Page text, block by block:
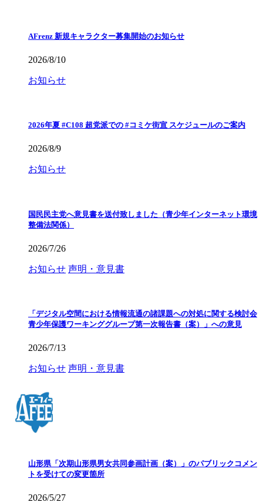
AFrenz 新規キャラクター募集開始のお知らせ
2026/8/10
お知らせ
2026年夏 #C108 超党派での #コミケ街宣 スケジュールのご案内
2026/8/9
お知らせ
国民民主党へ意見書を送付致しました（青少年インターネット環境
整備法関係）
2026/7/26
お知らせ 声明・意見書
「デジタル空間における情報流通の諸課題への対処に関する検討会
青少年保護ワーキンググループ第一次報告書（案）」への意見
2026/7/13
お知らせ 声明・意見書
山形県「次期山形県男女共同参画計画（案）」のパブリックコメン
トを受けての変更箇所
2026/5/27